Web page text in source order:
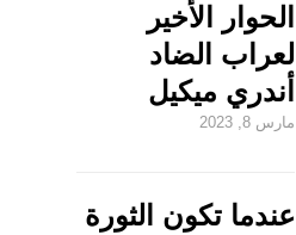
الحوار الأخير
لعراب الضاد
أندري ميكيل
مارس 8, 2023
عندما تكون الثورة